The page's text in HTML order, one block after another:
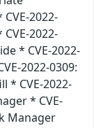
2022-
2022-
* CVE-2022-
2022-0309:
* CVE-2022-
* CVE-
Manager